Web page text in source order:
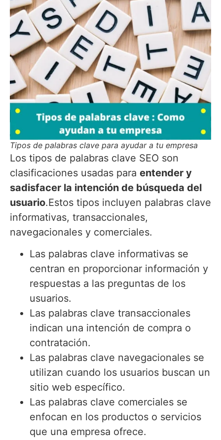
Tipos de palabras clave para ayudar a tu empresa
Los tipos de palabras clave SEO son
clasificaciones usadas para entender y
sadisfacer la intención de búsqueda del
usuario.Estos tipos incluyen palabras clave
informativas, transaccionales,
navegacionales y comerciales.
Las palabras clave informativas se
centran en proporcionar información y
respuestas a las preguntas de los
usuarios.
Las palabras clave transaccionales
indican una intención de compra o
contratación.
Las palabras clave navegacionales se
utilizan cuando los usuarios buscan un
sitio web específico.
Las palabras clave comerciales se
enfocan en los productos o servicios
que una empresa ofrece.